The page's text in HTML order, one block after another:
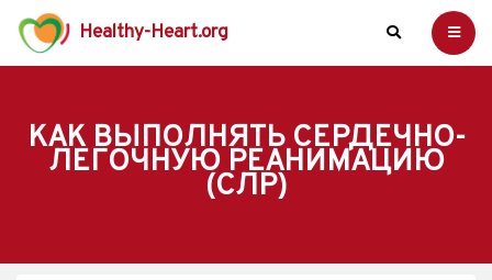
Healthy-Heart.org
КАК ВЫПОЛНЯТЬ СЕРДЕЧНО-
ЛЕГОЧНУЮ РЕАНИМАЦИЮ
(СЛР)